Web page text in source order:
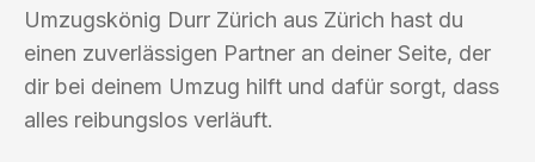
Umzugskönig Durr Zürich aus Zürich hast du
einen zuverlässigen Partner an deiner Seite, der
dir bei deinem Umzug hilft und dafür sorgt, dass
alles reibungslos verläuft.